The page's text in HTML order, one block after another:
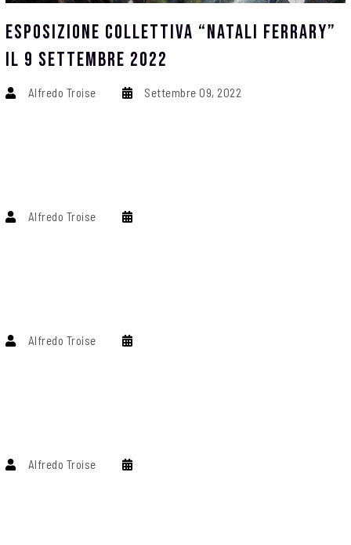
Esposizione Collettiva “Natali Ferrary”
Il 9 Settembre 2022
Alfredo Troise Settembre 09, 2022
Alfredo Troise
Alfredo Troise
Alfredo Troise